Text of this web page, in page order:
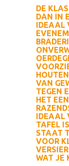
DE
DAN IN
IDEAAL
VAN
TEGEN
HET
IDEAAL
TAFEL
STAAT
VOOR
WAT JE